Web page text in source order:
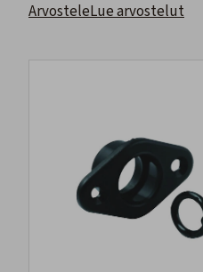
ArvosteleLue arvostelut